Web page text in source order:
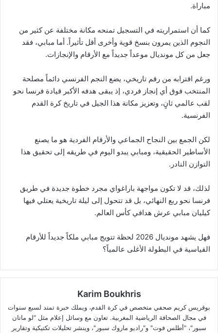
مباراة.
كما أن استمراريته في التسجيل تمنحه مكانة مختلفة عن كثير من
النجوم الذين يمرون بنسخ قوية وأخرى أقل تأثيراً. أما مبابي، فقد
جعل من كل مونديال موعداً جديداً مع الأرقام والإنجازات.
ورغم اقترابه من رقم تاريخي، يضع النجم الفرنسي دائماً مصلحة
المنتخب فوق أي إنجاز فردي، إذ يبقى هدفه الأكبر قيادة فرنسا نحو
لقب عالمي ثانٍ، وتعزيز مكانة هذا الجيل في تاريخ كرة القدم
الفرنسية.
لكن الجمع بين النجاح الجماعي والأرقام الفردية هو ما يصنع
الأساطير الحقيقية، ومبابي يبدو اليوم في طريقه إلى تحقيق هذا
التوازن النادر.
لذلك، قد لا تكون مواجهة باراغواي مجرد خطوة جديدة في طريق
فرنسا نحو ربع النهائي، بل قد تتحول إلى ليلة تاريخية يعتلي فيها
كيليان مبابي عرش هدافي كأس العالم.
فهل يشهد مونديال 2026 لحظة تتويج مبابي ملكاً جديداً للأرقام
القياسية في البطولة الأغلى عالمياً؟
Karim Boukhris
بوقريس كريم صحفي متخصص في كرة القدم، ويملك خبرة تمتد لسبع سنوات
في مجال الصحافة الرياضية المغربية. تعاون مع وسائل إعلام مثل "لو ماتان
سبور"، "أطلس فوت" و"راديو ماروك سبور"، وينشر تحليلات تكتيكية وتقارير